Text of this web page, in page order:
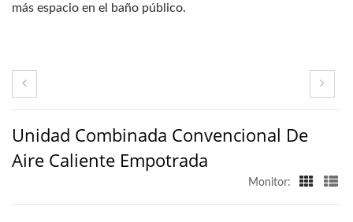
más espacio en el baño público.
Unidad Combinada Convencional De
Aire Caliente Empotrada
Monitor: